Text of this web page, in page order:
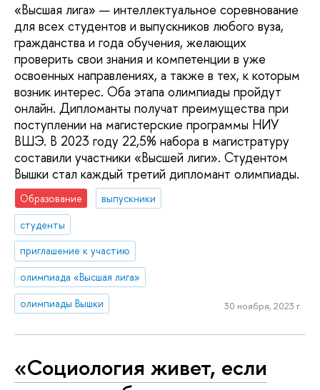
«Высшая лига» — интеллектуальное соревнование
для всех студентов и выпускников любого вуза,
гражданства и года обучения, желающих
проверить свои знания и компетенции в уже
освоенных направлениях, а также в тех, к которым
возник интерес. Оба этапа олимпиады пройдут
онлайн. Дипломанты получат преимущества при
поступлении на магистерские программы НИУ
ВШЭ. В 2023 году 22,5% набора в магистратуру
составили участники «Высшей лиги». Студентом
Вышки стал каждый третий дипломант олимпиады.
Образование
выпускники
студенты
приглашение к участию
олимпиада «Высшая лига»
олимпиады Вышки
30 ноября, 2023 г.
«Социология живет, если